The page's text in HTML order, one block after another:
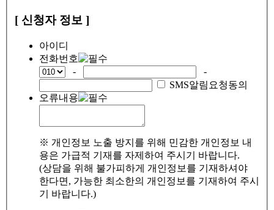
[ 신청자 정보 ]
아이디
전화번호
-
-
SMS알림요청동의
오류내용
※ 개인정보 노출 방지를 위해 민감한 개인정보 내
용은 가급적 기재를 자제하여 주시기 바랍니다.
(상담을 위해 불가피하게 개인정보를 기재하셔야
한다면, 가능한 최소한의 개인정보를 기재하여 주시
기 바랍니다.)